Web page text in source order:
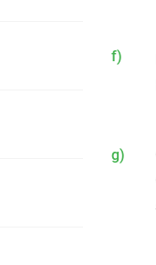
f)
g)